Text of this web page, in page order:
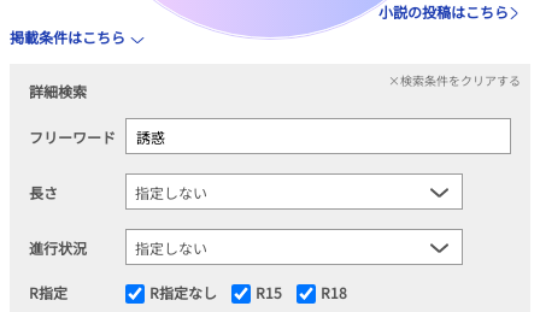
小説の投稿はこちら
掲載条件はこちら
詳細検索
×検索条件をクリアする
フリーワード
長さ
進行状況
R指定 R指定なし R15 R18